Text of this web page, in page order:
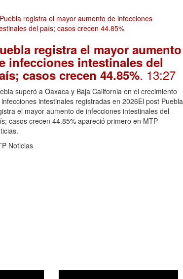
registra el mayor aumento
infecciones intestinales del
casos crecen 44.85%. 13:27
superó a Oaxaca y Baja California en el crecimiento
intestinales registradas en 2026El post Puebla
el mayor aumento de infecciones intestinales del
casos crecen 44.85% apareció primero en MTP
Noticias